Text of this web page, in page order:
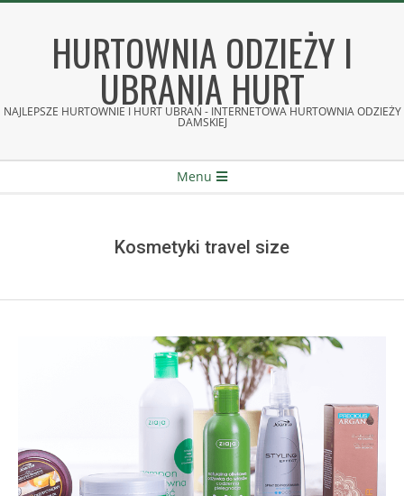
HURTOWNIA ODZIEŻY I
UBRANIA HURT
NAJLEPSZE HURTOWNIE I HURT UBRAŃ - INTERNETOWA HURTOWNIA ODZIEŻY
DAMSKIEJ
Menu
Kosmetyki travel size